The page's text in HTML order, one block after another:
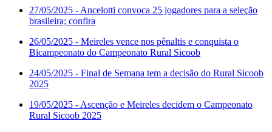
27/05/2025 - Ancelotti convoca 25 jogadores para a seleção
brasileira; confira
26/05/2025 - Meireles vence nos pênaltis e conquista o
Bicampeonato do Campeonato Rural Sicoob
24/05/2025 - Final de Semana tem a decisão do Rural Sicoob
2025
19/05/2025 - Ascenção e Meireles decidem o Campeonato
Rural Sicoob 2025